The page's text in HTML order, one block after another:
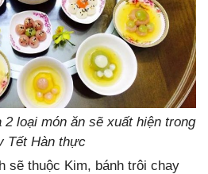
loại món ăn sẽ xuất hiện trong
Tết Hàn thực
sẽ thuộc Kim, bánh trôi chay